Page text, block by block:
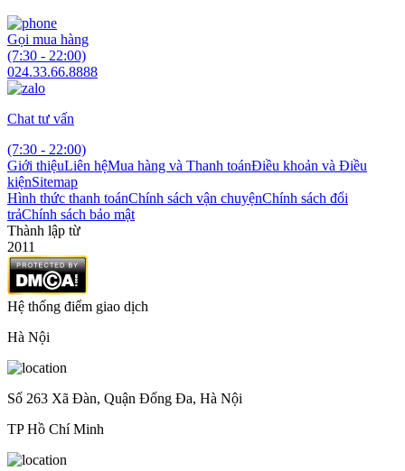
Gọi mua hàng
(7:30 - 22:00)
024.33.66.8888
Chat tư vấn
(7:30 - 22:00)
Giới thiệuLiên hệMua hàng và Thanh toánĐiều khoản và Điều
kiệnSitemap
Hình thức thanh toánChính sách vận chuyệnChính sách đổi
trảChính sách bảo mật
Thành lập từ
2011
Hệ thống điểm giao dịch
Hà Nội
Số 263 Xã Đàn, Quận Đống Đa, Hà Nội
TP Hồ Chí Minh